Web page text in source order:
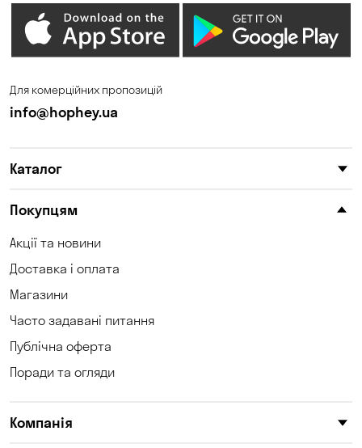
Пухівка Піщанка
Самар Святопетрівське
Сонячне
Сухий Лиман
Для комерційних пропозицій
info@hophey.ua
Каталог
Покупцям
Акції та новини
Доставка і оплата
Магазини
Часто задавані питання
Публічна оферта
Поради та огляди
Компанія